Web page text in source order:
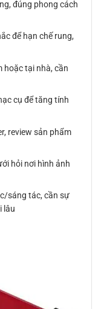
đúng phong cách
để hạn chế rung,
hoặc tại nhà, cần
cụ để tăng tính
review sản phẩm
hỏi nơi hình ảnh
sáng tác, cần sự
lâu